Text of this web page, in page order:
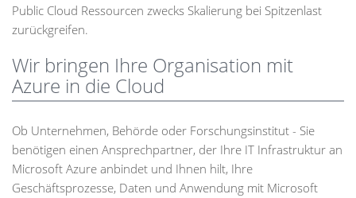
Public Cloud Ressourcen zwecks Skalierung bei Spitzenlast
zurückgreifen.
Wir bringen Ihre Organisation mit
Azure in die Cloud
Ob Unternehmen, Behörde oder Forschungsinstitut - Sie
benötigen einen Ansprechpartner, der Ihre IT Infrastruktur an
Microsoft Azure anbindet und Ihnen hilt, Ihre
Geschäftsprozesse, Daten und Anwendung mit Microsoft